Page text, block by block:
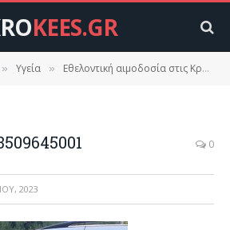
KEES.GR
» Υγεία » Εθελοντική αιμοδοσία στις Κροκεές.
0
2023